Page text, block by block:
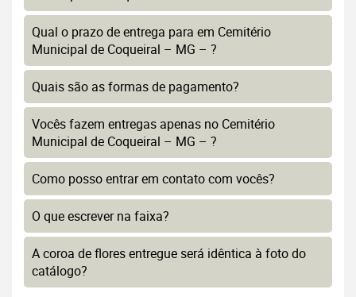
Qual o prazo de entrega para em Cemitério
Municipal de Coqueiral – MG – ?
Quais são as formas de pagamento?
Vocês fazem entregas apenas no Cemitério
Municipal de Coqueiral – MG – ?
Como posso entrar em contato com vocês?
O que escrever na faixa?
A coroa de flores entregue será idêntica à foto do
catálogo?